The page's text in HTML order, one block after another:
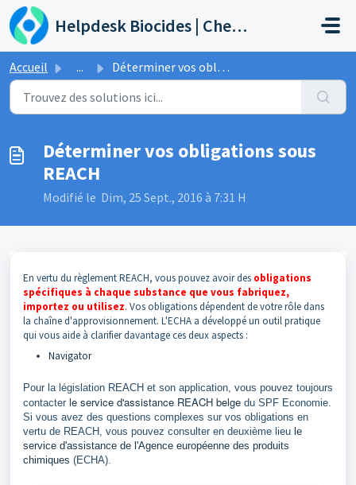
Passer au contenu principal
Helpdesk Biocides | Chemicals | Products
Accueil ... Déterminer vos obligations sous REACH
Déterminer vos obligations sous
REACH
Modifié le Dim, 25 Sept., 2016 à 7:31 H
En vertu du règlement REACH, vous pouvez avoir des obligations
spécifiques à chaque substance que vous fabriquez,
importez ou utilisez. Vos obligations dépendent de votre rôle dans
la chaîne d'approvisionnement. L'ECHA a développé un outil pratique
qui vous aide à clarifier davantage ces deux aspects :
Navigator
Pour la législation REACH et son application, vous pouvez toujours
contacter le service d'assistance REACH belge du SPF Economie.
Si vous avez des questions complexes sur vos obligations en
vertu de REACH, vous pouvez consulter en deuxième lieu le
service d'assistance de l'Agence européenne des produits
chimiques (ECHA).